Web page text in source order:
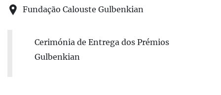
Fundação Calouste Gulbenkian
Cerimónia de Entrega dos Prémios
Gulbenkian